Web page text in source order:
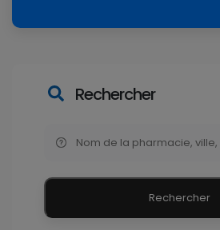
Rechercher
Rechercher